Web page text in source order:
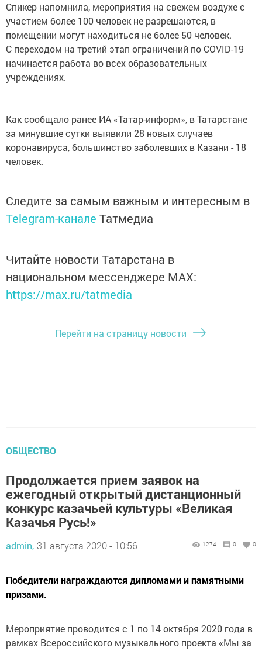
Спикер напомнила, мероприятия на свежем воздухе с
участием более 100 человек не разрешаются, в
помещении могут находиться не более 50 человек.
C переходом на третий этап ограничений по COVID-19
начинается работа во всех образовательных
учреждениях.
Как сообщало ранее ИА «Татар-информ», в Татарстане
за минувшие сутки выявили 28 новых случаев
коронавируса, большинство заболевших в Казани - 18
человек.
Следите за самым важным и интересным в
Telegram-канале Татмедиа
Читайте новости Татарстана в
национальном мессенджере MАХ:
https://max.ru/tatmedia
Перейти на страницу новости
ОБЩЕСТВО
Продолжается прием заявок на
ежегодный открытый дистанционный
конкурс казачьей культуры «Великая
Казачья Русь!»
admin, 31 августа 2020 - 10:56 1274 0 0
Победители награждаются дипломами и памятными
призами.
Мероприятие проводится с 1 по 14 октября 2020 года в
рамках Всероссийского музыкального проекта «Мы за